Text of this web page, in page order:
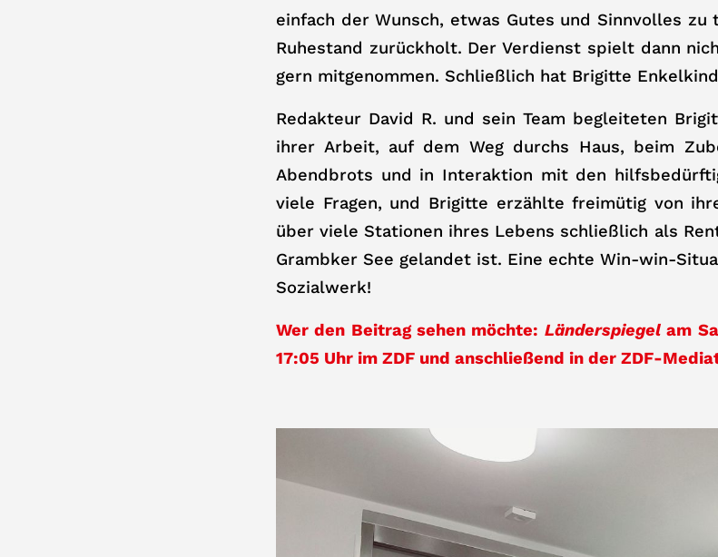
einfach der Wunsch, etwas Gutes und Sinnvolles zu
Ruhestand zurückholt. Der Verdienst spielt dann
gern mitgenommen. Schließlich hat Brigitte
Redakteur David R. und sein Team begleiteten
ihrer Arbeit, auf dem Weg durchs Haus, beim
Abendbrots und in Interaktion mit den
viele Fragen, und Brigitte erzählte freimütig von
über viele Stationen ihres Lebens schließlich als
Grambker See gelandet ist. Eine echte Win-win-
Sozialwerk!
Wer den Beitrag sehen möchte: Länderspiegelam
17:05 Uhr im ZDF und anschließend in der ZDF-